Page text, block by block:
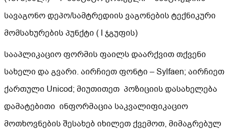
სავაგონო დეპო/სამტრედიის ვაგონების ტექნიკური
მომსახურების პუნქტი ( I ჯგუფის)
სააპლიკაციო ფორმის ფაილს დაარქვით თქვენი
სახელი და გვარი. აირჩიეთ ფონტი – Sylfaen; აირჩიეთ
ქართული Unicod; მიუთითეთ პოზიციის დასახელება
დამატებითი ინფორმაცია საკვალიფიკაციო
მოთხოვნების შესახებ იხილეთ ქვემოთ, მიმაგრებულ